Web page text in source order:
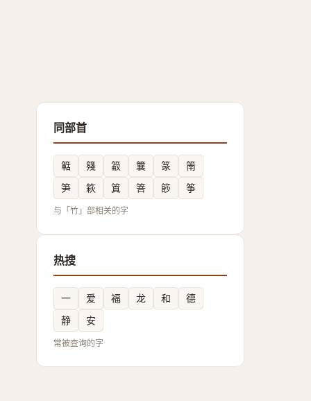
同部首
䉐 䉔 䈛 䉴 篆
䈒
笋
篍 䈯 箁 篎 筝
与「竹」部相关的字
热搜
一 爱 福 龙 和
德
静
安
常被查询的字